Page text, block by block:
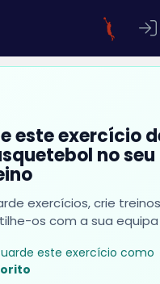
este exercício
no seu
exercícios, crie
os com a sua equipa
este exercício como